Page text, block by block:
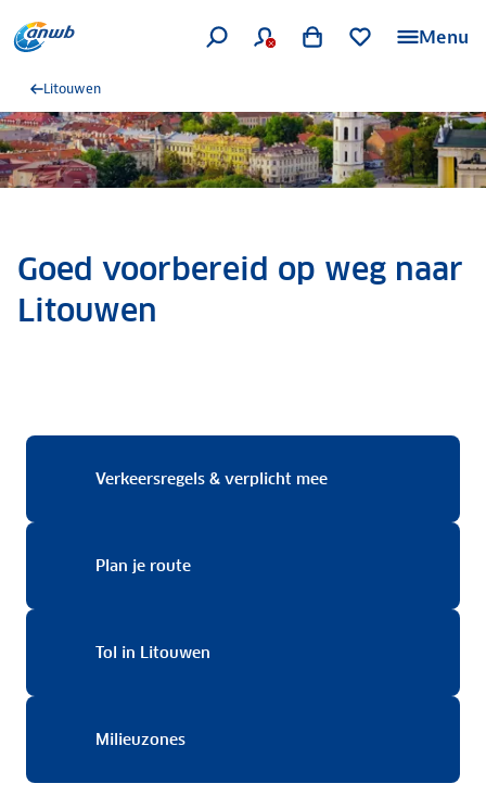
Menu
Litouwen
Goed voorbereid op weg naar
Litouwen
Verkeersregels & verplicht meeVerkeersregels &
Plan je routePlan je route
Tol in Litouwen
MilieuzonesMilieuzones